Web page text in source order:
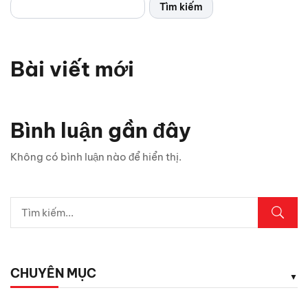
Tìm kiếm
Bài viết mới
Bình luận gần đây
Không có bình luận nào để hiển thị.
CHUYÊN MỤC